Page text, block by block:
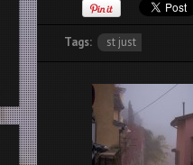
Tags: st just